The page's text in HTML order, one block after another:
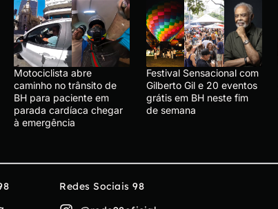
Motociclista abre
caminho no trânsito de
BH para paciente em
parada cardíaca chegar
à emergência
Festival Sensacional com
Gilberto Gil e 20 eventos
grátis em BH neste fim
de semana
Redes Sociais 98